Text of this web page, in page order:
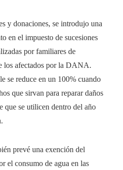
y donaciones, se introdujo una
en el impuesto de sucesiones
por familiares de
los afectados por la DANA.
se reduce en un 100% cuando
que sirvan para reparar daños
que se utilicen dentro del año
prevé una exención del
el consumo de agua en las